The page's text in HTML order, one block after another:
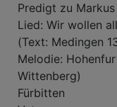
Predigt zu Markus
Lied: Wir wollen
(Text: Medingen
Melodie:
Wittenberg)
Fürbitten